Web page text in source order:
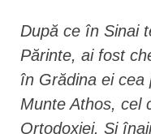
După ce în Sinai
Părinte, ai fost
în Grădina ei cea
Munte Athos, cel
Ortodoxiei. Și